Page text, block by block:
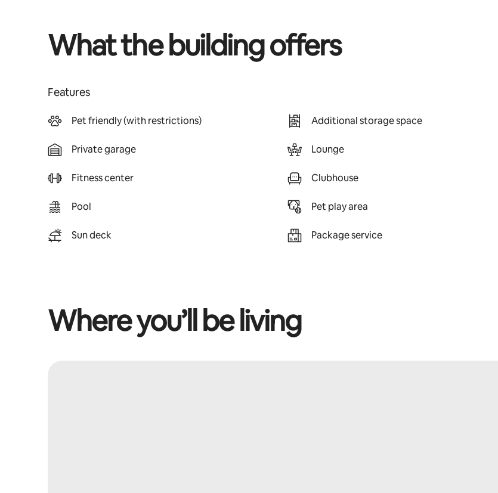
What the building offers
Features
Pet friendly (with restrictions)
Private garage
Fitness center
Pool
Sun deck
Additional storage space
Lounge
Clubhouse
Pet play area
Package service
Where you’ll be living